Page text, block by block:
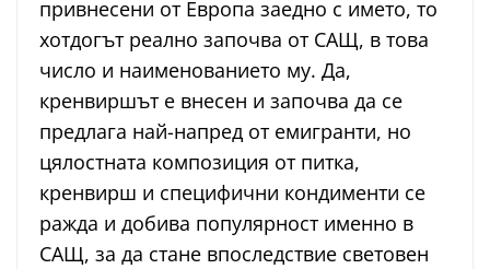
привнесени от Европа заедно с името, то
хотдогът реално започва от САЩ, в това
число и наименованието му. Да,
кренвиршът е внесен и започва да се
предлага най-напред от емигранти, но
цялостната композиция от питка,
кренвирш и специфични кондименти се
ражда и добива популярност именно в
САЩ, за да стане впоследствие световен